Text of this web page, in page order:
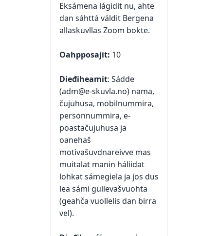
Eksámena lágidit nu, ahte
dan sáhttá váldit Bergena
allaskuvllas Zoom bokte.
Oahpposajit: 10
Dieđiheamit: Sádde
(adm@e-skuvla.no) nama,
čujuhusa, mobilnummira,
personnummira, e-
poastačujuhusa ja
oanehaš
motivašuvdnareivve mas
muitalat manin háliidat
lohkat sámegiela ja jos dus
lea sámi gullevašvuohta
(geahča vuollelis dan birra
vel).